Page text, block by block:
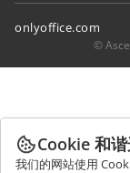
网络研讨会
预约演示
媒体咨询
onlyoffice.com
©
Cookie 和
我们的网站使用